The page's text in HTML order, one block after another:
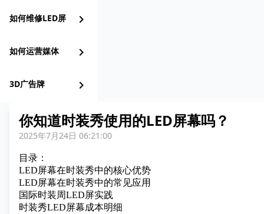
如何维修LED屏 chevron_right
如何运营媒体 chevron_right
3D广告牌 chevron_right
你知道时装秀使用的LED屏幕吗？
2025年7月24日 06:21:00
目录：
LED屏幕在时装秀中的核心优势
LED屏幕在时装秀中的常见应用
国际时装周LED屏实践
时装秀LED屏幕成本明细